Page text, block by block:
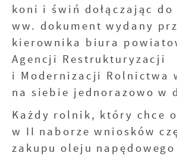
koni i świń dołączając do
ww. dokument wydany
kierownika biura
Agencji Restrukturyzacji
i Modernizacji Rolnictwa
na siebie jednorazowo w
Każdy rolnik, który chce
w II naborze wniosków
zakupu oleju napędowego